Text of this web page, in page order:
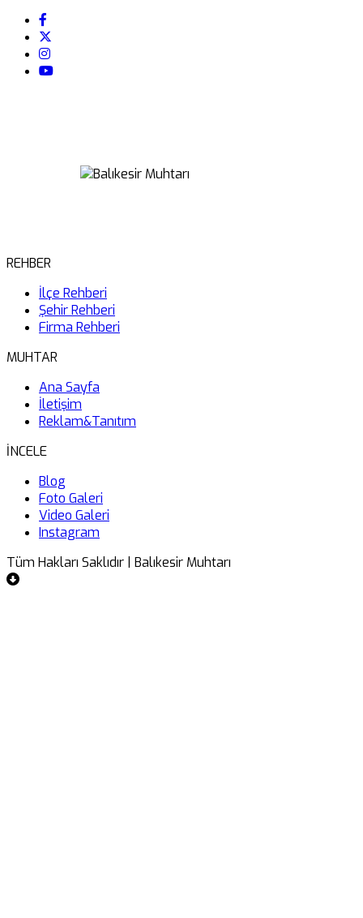
REHBER
İlçe Rehberi
Şehir Rehberi
Firma Rehberi
MUHTAR
Ana Sayfa
İletişim
Reklam&Tanıtım
İNCELE
Blog
Foto Galeri
Video Galeri
Instagram
Tüm Hakları Saklıdır | Balıkesir Muhtarı